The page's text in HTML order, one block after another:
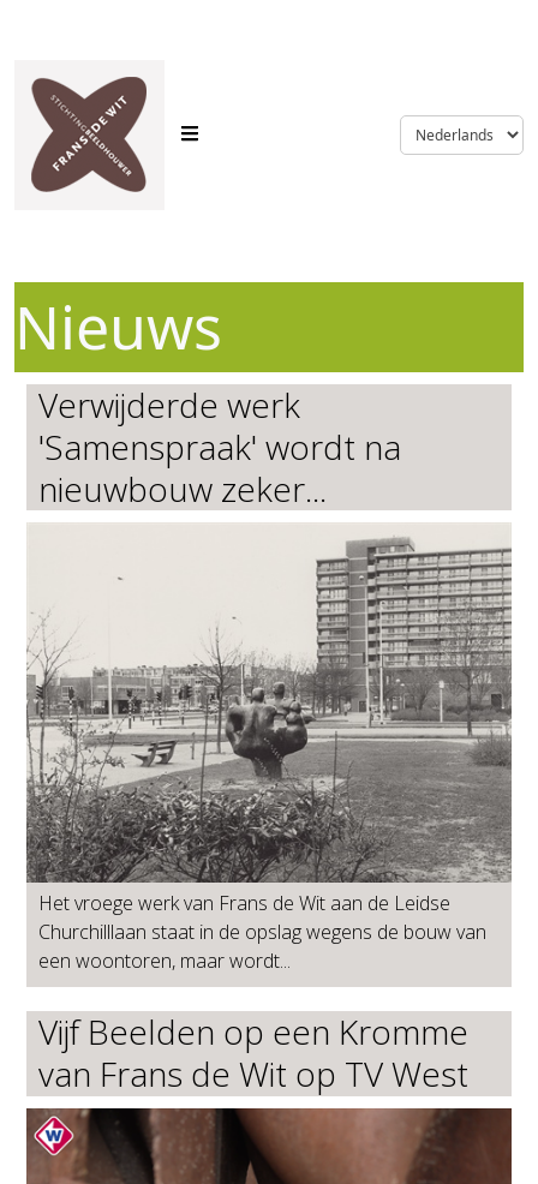
language
Nieuws
Verwijderde werk
'Samenspraak' wordt na
nieuwbouw zeker...
Het vroege werk van Frans de Wit aan de Leidse
Churchilllaan staat in de opslag wegens de bouw van
een woontoren, maar wordt...
Vijf Beelden op een Kromme
van Frans de Wit op TV West